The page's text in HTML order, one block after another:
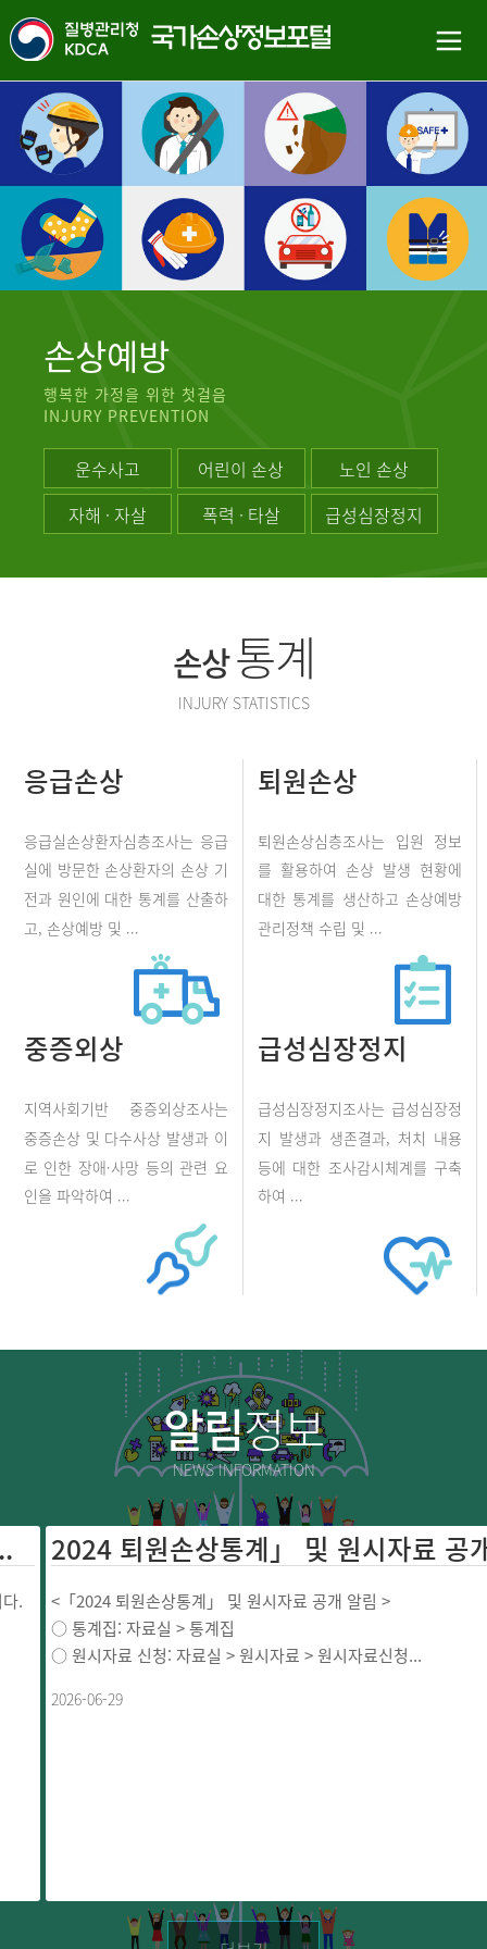
손상예방
행복한 가정을 위한 첫걸음
INJURY PREVENTION
운수사고 어린이 손상
노인 손상
자해 · 자살
폭력 · 타살 급성심장정지
손상통계
INJURY STATISTICS
응급손상
응급실손상환자심층조사는 응급
실에 방문한 손상환자의 손상 기
전과 원인에 대한 통계를 산출하
고, 손상예방 및 ...
퇴원손상
퇴원손상심층조사는 입원 정보
를 활용하여 손상 발생 현황에
대한 통계를 생산하고 손상예방
관리정책 수립 및 ...
중증외상
지역사회기반 중증외상조사는
중증손상 및 다수사상 발생과 이
로 인한 장애·사망 등의 관련 요
인을 파악하여 ...
급성심장정지
급성심장정지조사는 급성심장정
지 발생과 생존결과, 처치 내용
등에 대한 조사감시체계를 구축
하여 ...
알림정보
NEWS INFORMATION
2024 퇴
<「2024 퇴원손상통계」 및 원시자료 공개 알림 >
○ 통계집: 자료실 > 통계집
○ 원시자료 신청: 자료실 > 원시자료 > 원시자료신청...
2026-06-29